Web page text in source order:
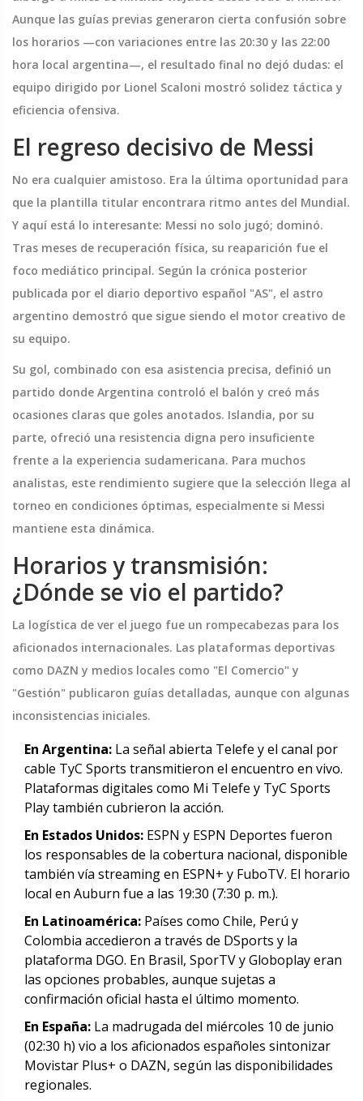
Aunque las guías previas generaron cierta confusión sobre
los horarios —con variaciones entre las 20:30 y las 22:00
hora local argentina—, el resultado final no dejó dudas: el
equipo dirigido por Lionel Scaloni mostró solidez táctica y
eficiencia ofensiva.
El regreso decisivo de Messi
No era cualquier amistoso. Era la última oportunidad para
que la plantilla titular encontrara ritmo antes del Mundial.
Y aquí está lo interesante: Messi no solo jugó; dominó.
Tras meses de recuperación física, su reaparición fue el
foco mediático principal. Según la crónica posterior
publicada por el diario deportivo español "AS", el astro
argentino demostró que sigue siendo el motor creativo de
su equipo.
Su gol, combinado con esa asistencia precisa, definió un
partido donde Argentina controló el balón y creó más
ocasiones claras que goles anotados. Islandia, por su
parte, ofreció una resistencia digna pero insuficiente
frente a la experiencia sudamericana. Para muchos
analistas, este rendimiento sugiere que la selección llega al
torneo en condiciones óptimas, especialmente si Messi
mantiene esta dinámica.
Horarios y transmisión:
¿Dónde se vio el partido?
La logística de ver el juego fue un rompecabezas para los
aficionados internacionales. Las plataformas deportivas
como DAZN y medios locales como "El Comercio" y
"Gestión" publicaron guías detalladas, aunque con algunas
inconsistencias iniciales.
En Argentina: La señal abierta Telefe y el canal por
cable TyC Sports transmitieron el encuentro en vivo.
Plataformas digitales como Mi Telefe y TyC Sports
Play también cubrieron la acción.
En Estados Unidos: ESPN y ESPN Deportes fueron
los responsables de la cobertura nacional, disponible
también vía streaming en ESPN+ y FuboTV. El horario
local en Auburn fue a las 19:30 (7:30 p. m.).
En Latinoamérica: Países como Chile, Perú y
Colombia accedieron a través de DSports y la
plataforma DGO. En Brasil, SporTV y Globoplay eran
las opciones probables, aunque sujetas a
confirmación oficial hasta el último momento.
En España: La madrugada del miércoles 10 de junio
(02:30 h) vio a los aficionados españoles sintonizar
Movistar Plus+ o DAZN, según las disponibilidades
regionales.